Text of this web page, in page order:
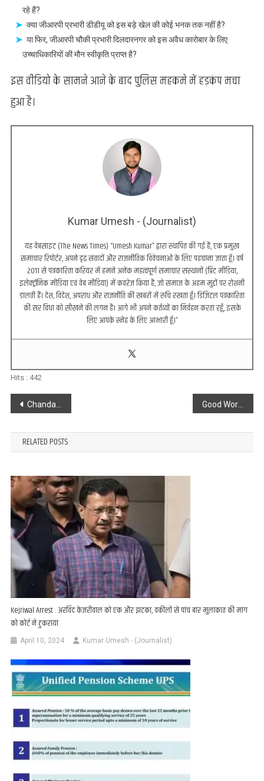
रहे हैं?
क्या जीआरपी प्रभारी डीडीयू को इस बड़े खेल की कोई भनक तक नहीं है?
या फिर, जीआरपी चौकी प्रभारी दिलदारनगर को इस अवैध कारोबार के लिए
उच्चाधिकारियों की मौन स्वीकृति प्राप्त है?
इस वीडियो के सामने आने के बाद पुलिस महकमे में हड़कंप मचा
हुआ है।
Kumar Umesh - (Journalist)
यह वेबसाइट (The News Times) “Umesh Kumar” द्वारा स्थापित की गई है, एक प्रमुख
समाचार रिपोर्टर, अपने दृढ़ संवादों और राजनीतिक विवेचनाओं के लिए पहचाना जाता हूँ। वर्ष
2011 से पत्रकारिता करियर में हमने अनेक महत्वपूर्ण समाचार संस्थानों (प्रिंट मीडिया,
इलेक्ट्रॉनिक मीडिया एवं वेब मीडिया) में कवरेज किया है, जो समाज के अहम मुद्दों पर रोशनी
डालती हैं। देश, विदेश, अपराध और राजनीति की खबरों में रुचि रखता हूँ। डिजिटल पत्रकारिता
की सर विधा को सीखने की लगन है। आगे भी अपने कर्तव्यों का निर्वहन करता रहूँ, इसके
लिए आपके स्नेह के लिए आभारी हूँ।”
Hits : 442
Post
navigation
Chandauli : पुलिस की बढ़ी मुश्किलें, व्यापारी हत्याकांड की गुत्थी सुलझने से पहले ही मढ़िया गांव में मिला युवक का शव, क्षेत्र में सनसनी
RELATED POSTS
Kejriwal Arrest : अरविंद केजरीवाल को एक और झटका, वकीलों से पांच बार मुलाकात की मांग
को कोर्ट ने ठुकराया
April 10, 2024 Kumar Umesh - (Journalist)